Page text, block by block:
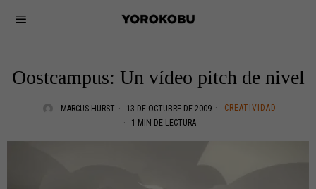
Oostcampus: Un vídeo pitch de nivel
MARCUS HURST 13 DE OCTUBRE DE 2009
CREATIVIDAD
1 MIN DE LECTURA